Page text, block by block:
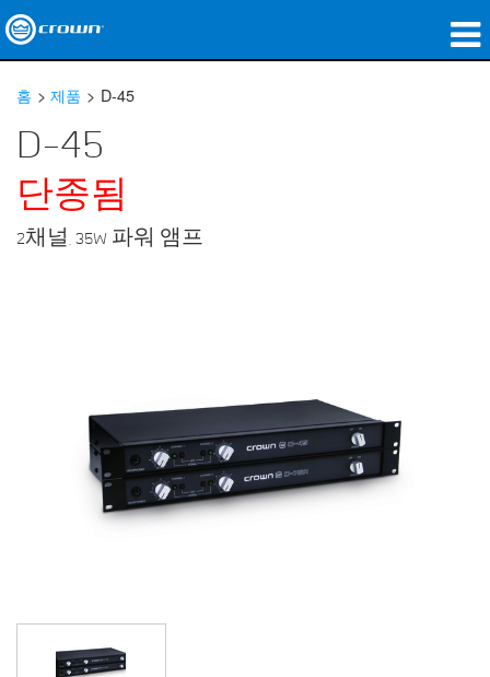
응용 분야
네트워크 오디오
구매처
언어/지역
홈 >제품 > D-45
D-45
단종됨
2채널, 35W 파워 앰프